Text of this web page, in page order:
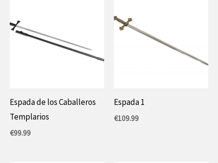
Espada de los Caballeros
Templarios
€99.99
Espada 1
€109.99